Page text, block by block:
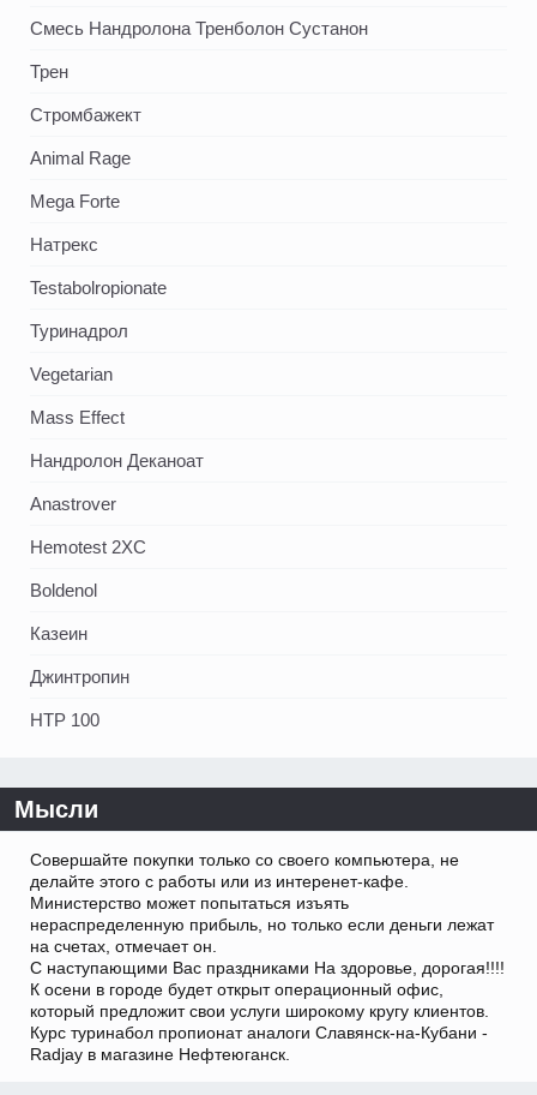
Смесь Нандролона Тренболон Сустанон
Трен
Стромбажект
Animal Rage
Mega Forte
Натрекс
Testabolropionate
Туринадрол
Vegetarian
Mass Effect
Нандролон Деканоат
Anastrover
Hemotest 2XC
Boldenol
Казеин
Джинтропин
HTP 100
Мысли
Совершайте покупки только со своего компьютера, не
делайте этого с работы или из интеренет-кафе.
Министерство может попытаться изъять
нераспределенную прибыль, но только если деньги лежат
на счетах, отмечает он.
С наступающими Вас праздниками На здоровье, дорогая!!!!
К осени в городе будет открыт операционный офис,
который предложит свои услуги широкому кругу клиентов.
Курс туринабол пропионат аналоги Славянск-на-Кубани -
Radjay в магазине Нефтеюганск.